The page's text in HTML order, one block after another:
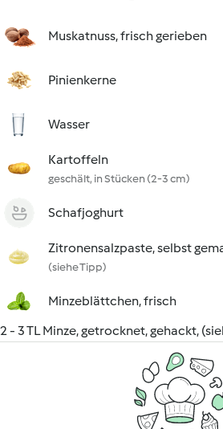
Muskatnuss, frisch gerieben
Pinienkerne
Wasser
Kartoffeln
geschält, in Stücken (2-3 cm)
Schafjoghurt
Zitronensalzpaste, selbst
(siehe Tipp)
Minzeblättchen, frisch
2 - 3 TL Minze, getrocknet, gehackt,